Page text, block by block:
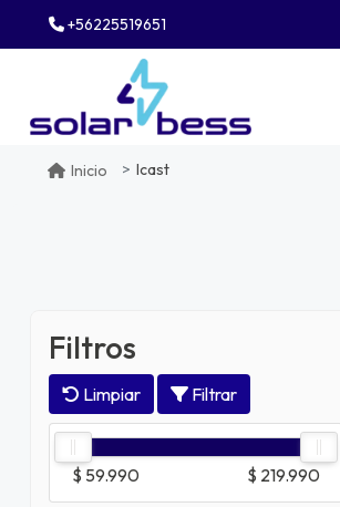
+56225519651
Inicio Icast
Filtros
Limpiar Filtrar
$ 59.990 $ 219.990